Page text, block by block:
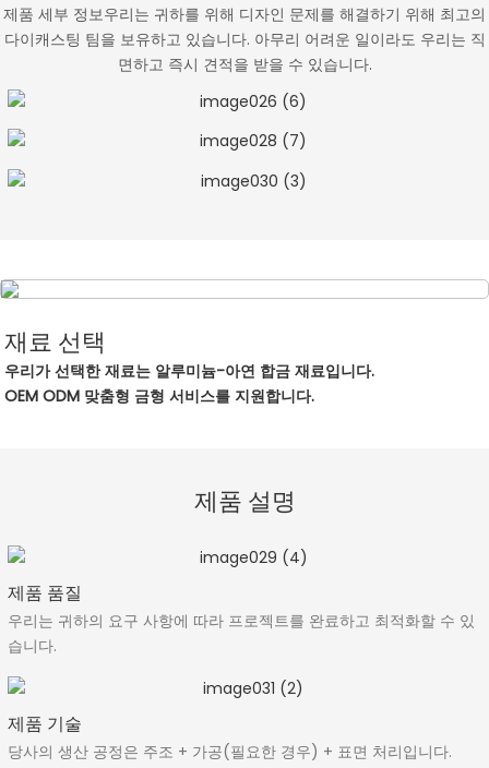
제품 세부 정보우리는 귀하를 위해 디자인 문제를 해결하기 위해 최고의
다이캐스팅 팀을 보유하고 있습니다. 아무리 어려운 일이라도 우리는 직
면하고 즉시 견적을 받을 수 있습니다.
재료 선택
우리가 선택한 재료는 알루미늄-아연 합금 재료입니다.
OEM ODM 맞춤형 금형 서비스를 지원합니다.
제품 설명
제품 품질
우리는 귀하의 요구 사항에 따라 프로젝트를 완료하고 최적화할 수 있
습니다.
제품 기술
당사의 생산 공정은 주조 + 가공(필요한 경우) + 표면 처리입니다.